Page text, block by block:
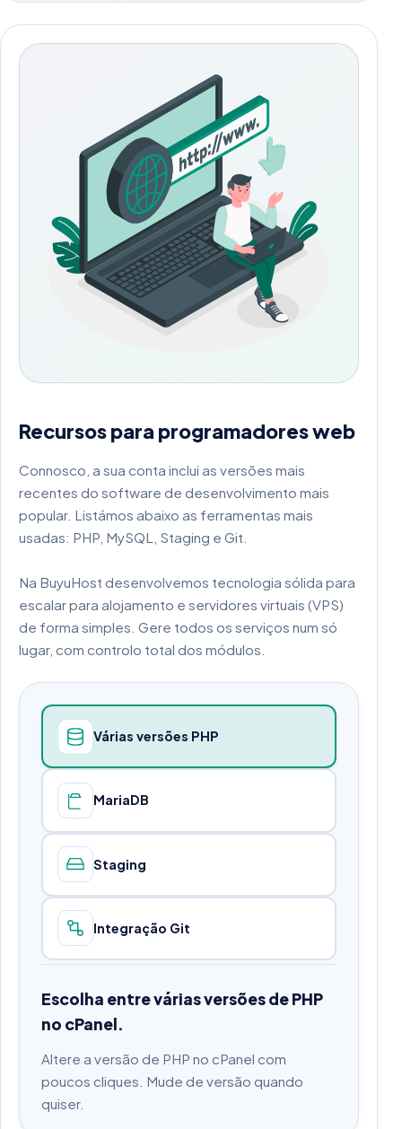
Recursos para programadores web
Connosco, a sua conta inclui as versões mais
recentes do software de desenvolvimento mais
popular. Listámos abaixo as ferramentas mais
usadas: PHP, MySQL, Staging e Git.
Na BuyuHost desenvolvemos tecnologia sólida para
escalar para alojamento e servidores virtuais (VPS)
de forma simples. Gere todos os serviços num só
lugar, com controlo total dos módulos.
Várias versões PHP
MariaDB
Staging
Integração Git
Escolha entre várias versões de PHP
no cPanel.
Altere a versão de PHP no cPanel com
poucos cliques. Mude de versão quando
quiser.